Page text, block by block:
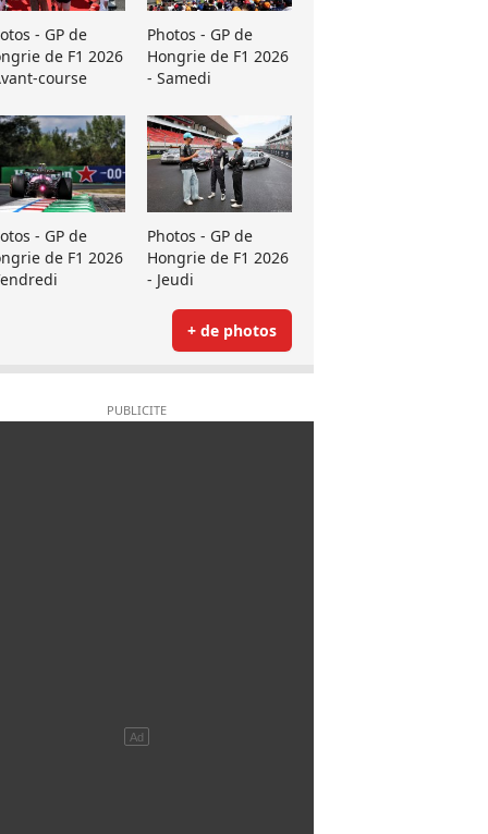
- GP de
de F1 2026
course
Photos - GP de
Hongrie de F1 2026
- Samedi
- GP de
de F1 2026
Photos - GP de
Hongrie de F1 2026
- Jeudi
+ de photos